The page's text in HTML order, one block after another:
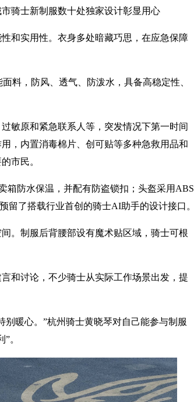
骑士新制服数十处独家设计彰显用心
和实用性。衣身多处暗藏巧思，在应急保障
料，防风、透气、防泼水，具备高稳定性、
敏原和紧急联系人等，突发情况下第一时间
，内置消毒棉片、创可贴等多种急救用品和
市民。
箱防水保温，并配有防盗锁扣；头盔采用ABS
留了搭载行业首创的骑士AI助手的设计接口。
。制服后背腰部设有魔术贴区域，骑士可根
和讨论，不少骑士从实际工作场景出发，提
暖心。”杭州骑士黄晓琴对自己能参与制服
。